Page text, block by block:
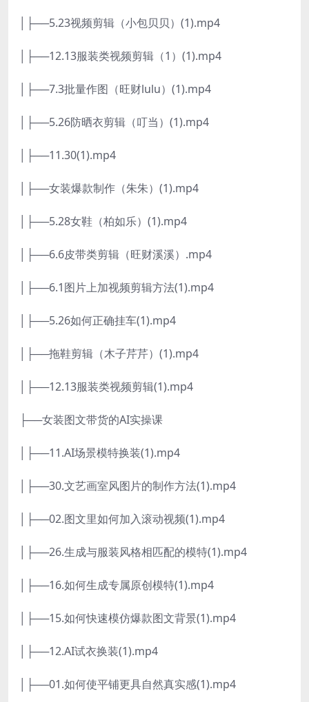
│├──5.23视频剪辑（小包贝贝）(1).mp4
│├──12.13服装类视频剪辑（1）(1).mp4
│├──7.3批量作图（旺财lulu）(1).mp4
│├──5.26防晒衣剪辑（叮当）(1).mp4
│├──11.30(1).mp4
│├──女装爆款制作（朱朱）(1).mp4
│├──5.28女鞋（柏如乐）(1).mp4
│├──6.6皮带类剪辑（旺财溪溪）.mp4
│├──6.1图片上加视频剪辑方法(1).mp4
│├──5.26如何正确挂车(1).mp4
│├──拖鞋剪辑（木子芹芹）(1).mp4
│├──12.13服装类视频剪辑(1).mp4
├──女装图文带货的AI实操课
│├──11.AI场景模特换装(1).mp4
│├──30.文艺画室风图片的制作方法(1).mp4
│├──02.图文里如何加入滚动视频(1).mp4
│├──26.生成与服装风格相匹配的模特(1).mp4
│├──16.如何生成专属原创模特(1).mp4
│├──15.如何快速模仿爆款图文背景(1).mp4
│├──12.AI试衣换装(1).mp4
│├──01.如何使平铺更具自然真实感(1).mp4